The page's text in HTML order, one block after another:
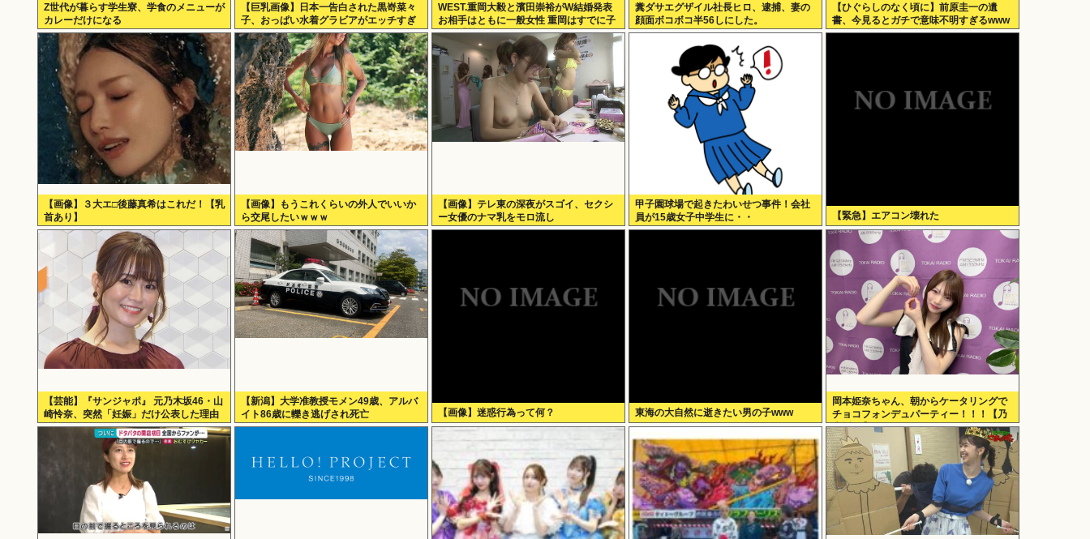
Z世代が暮らす学生寮、学食のメニューが
カレーだけになる
【巨乳画像】日本一告白された黒嵜菜々
子、おっぱい水着グラビアがエッチすぎ
るwww
WEST.重岡大毅と濱田崇裕がW結婚発表
お相手はともに一般女性 重岡はすでに子
供も「尊い」
糞ダサエグザイル社長ヒロ、逮捕、妻の
顔面ボコボコ半56しにした。
【ひぐらしのなく頃に】前原圭一の遺
書、今見るとガチで意味不明すぎるwww
【画像】３大エ□後藤真希はこれだ！【乳
首あり】
【画像】もうこれくらいの外人でいいか
ら交尾したいｗｗｗ
【画像】テレ東の深夜がスゴイ、セクシ
ー女優のナマ乳をモロ流し
甲子園球場で起きたわいせつ事件！会社
員が15歳女子中学生に・・
【緊急】エアコン壊れた
【芸能】『サンジャポ』 元乃木坂46・山
崎怜奈、突然「妊娠」だけ公表した理由
を語る
【新潟】大学准教授モメン49歳、アルバ
イト86歳に轢き逃げされ死亡
【画像】迷惑行為って何？ 東海の大自然に逝きたい男の子www
岡本姫奈ちゃん、朝からケータリングで
チョコフォンデュパーティー！！！【乃
木坂46】